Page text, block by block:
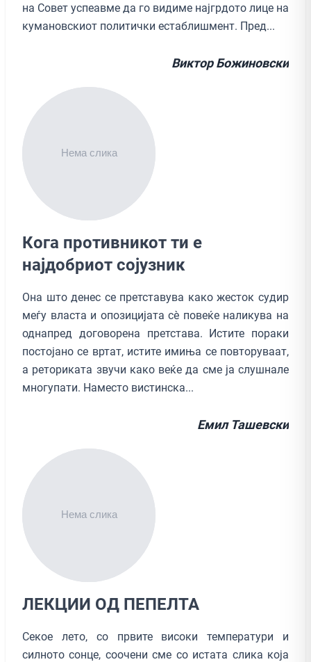
на Совет успеавме да го видиме најгрдото лице на
кумановскиот политички естаблишмент. Пред...
Виктор Божиновски
Кога противникот ти е
најдобриот сојузник
Она што денес се претставува како жесток судир
меѓу власта и опозицијата сè повеќе наликува на
однапред договорена претстава. Истите пораки
постојано се вртат, истите имиња се повторуваат,
а реториката звучи како веќе да сме ја слушнале
многупати. Наместо вистинска...
Емил Ташевски
ЛЕКЦИИ ОД ПЕПЕЛТА
Секое лето, со првите високи температури и
силното сонце, соочени сме со истата слика која